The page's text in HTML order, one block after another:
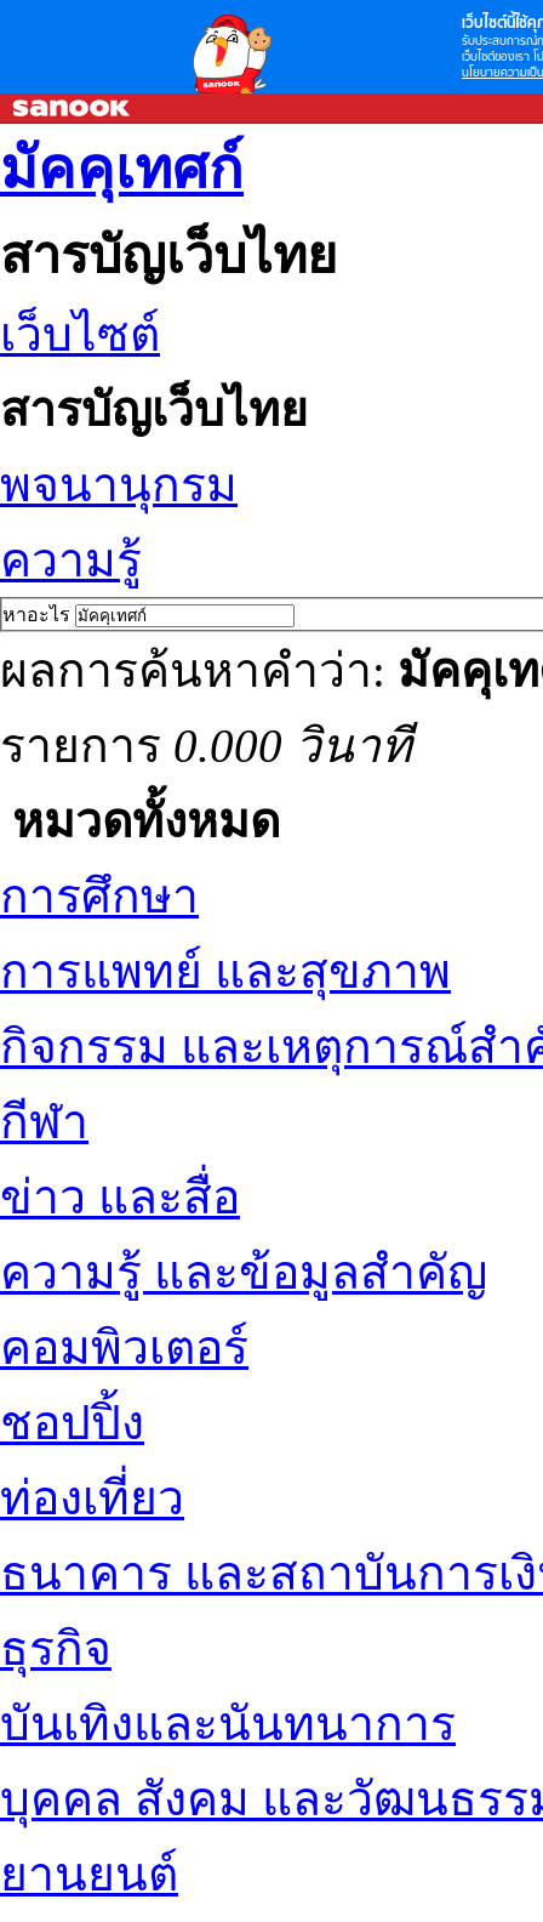
เว็บไซต์นี้ใช้คุ
รับประสบการณ์
เว็บไซต์ของเรา
นโยบายความเป็
มัคคุเทศก์
สารบัญเว็บไทย
เว็บไซต์
สารบัญเว็บไทย
พจนานุกรม
ความรู้
หาอะไร
ผลการค้นหาคำว่า: มัคคุเ
รายการ 0.000 วินาที
หมวดทั้งหมด
การศึกษา
การแพทย์ และสุขภาพ
กิจกรรม และเหตุการณ์ส
กีฬา
ข่าว และสื่อ
ความรู้ และข้อมูลสำคัญ
คอมพิวเตอร์
ชอปปิ้ง
ท่องเที่ยว
ธนาคาร และสถาบันการเ
ธุรกิจ
บันเทิงและนันทนาการ
บุคคล สังคม และวัฒนธรร
ยานยนต์